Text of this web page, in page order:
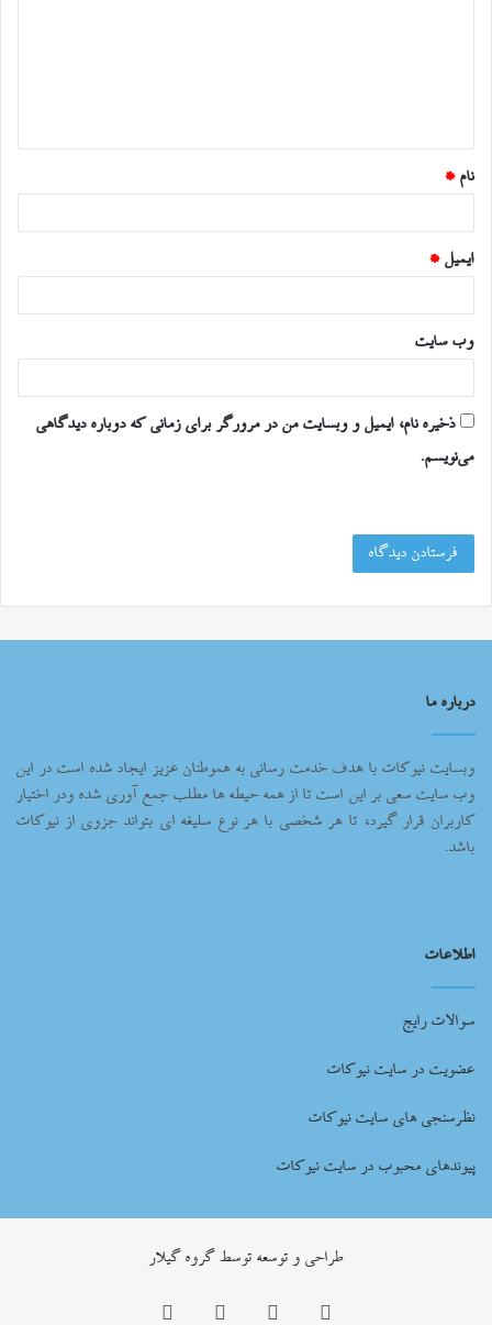
*
نام *
ایمیل *
وب‌ سایت
ذخیره نام، ایمیل و وبسایت من در مرورگر برای زمانی که دوباره دیدگاهی
می‌نویسم.
درباره ما
وبسایت نیوکات با هدف خدمت رسانی به هموطنان عزیز ایجاد شده است در این
وب سایت سعی بر این است تا از همه حیطه ها مطلب جمع آوری شده ودر اختیار
کاربران قرار گیرد، تا هر شخصی با هر نوع سلیغه ای بتواند جزوی از نیوکات
باشد.
اطلاعات
سوالات رایج
عضویت در سایت نیوکات
نظرسنجی های سایت نیوکات
پیوندهای محبوب در سایت نیوکات
طراحي و توسعه توسط گروه گيلار